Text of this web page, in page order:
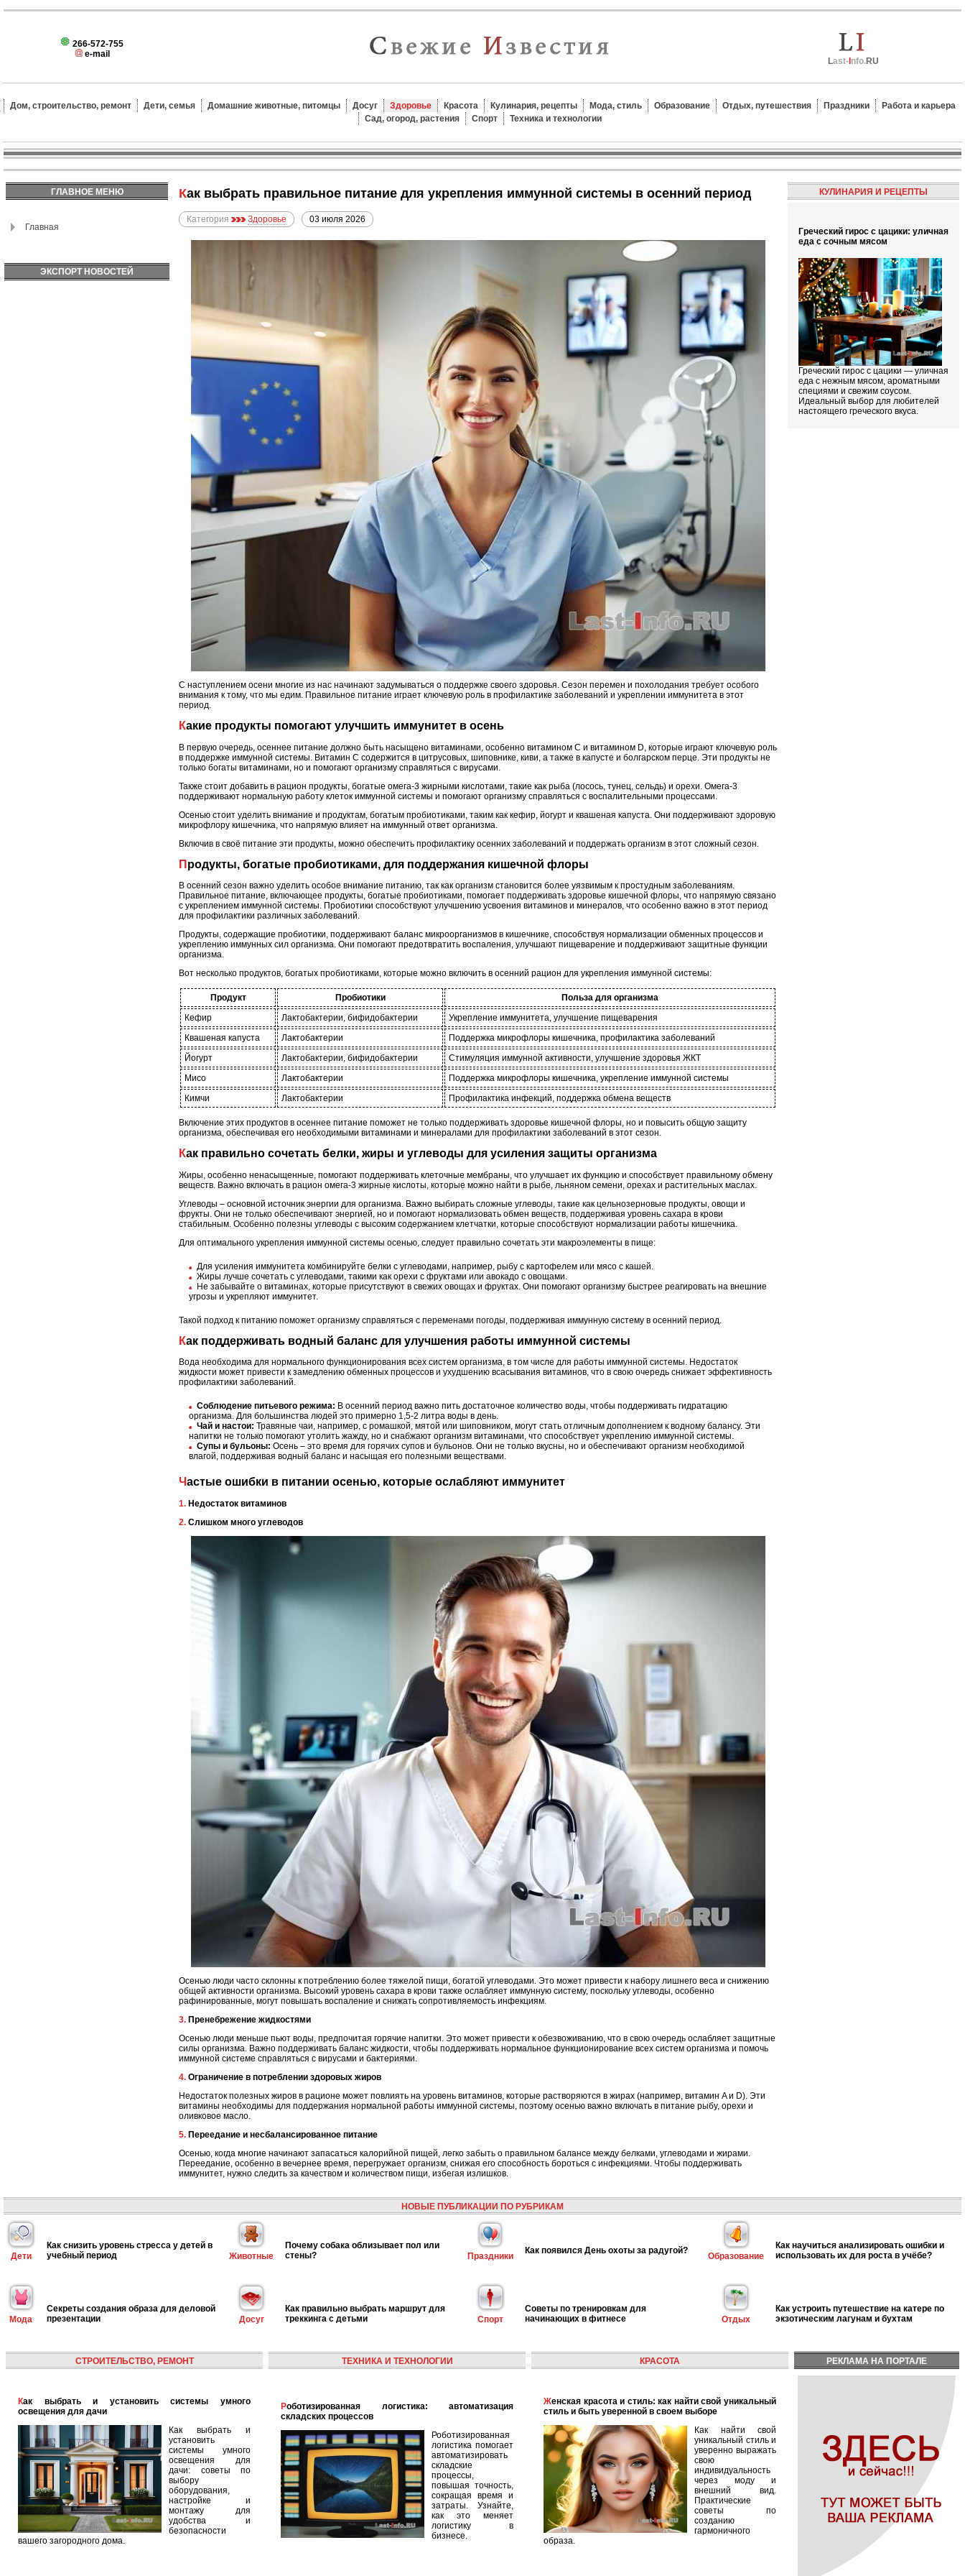
266-572-755
e-mail
Last- nfo.RU
Дом, строительство, ремонт Дети, семья Домашние животные, питомцы Досуг Здоровье Красота Кулинария, рецепты Мода, стиль Образование Отдых, путешествия Праздники
Работа и карьера
Сад, огород, растения
Спорт Техника и технологии
ГЛАВНОЕ МЕНЮ
Главная
ЭКСПОРТ НОВОСТЕЙ
Как выбрать правильное питание для укрепления иммунной системы в осенний период
Категория Здоровье 03 июля 2026
С наступлением осени многие из нас начинают задумываться о поддержке своего здоровья. Сезон перемен и похолодания требует особого
внимания к тому, что мы едим. Правильное питание играет ключевую роль в профилактике заболеваний и укреплении иммунитета в этот
период.
Какие продукты помогают улучшить иммунитет в осень
В первую очередь, осеннее питание должно быть насыщено витаминами, особенно витамином C и витамином D, которые играют ключевую роль
в поддержке иммунной системы. Витамин C содержится в цитрусовых, шиповнике, киви, а также в капусте и болгарском перце. Эти продукты не
только богаты витаминами, но и помогают организму справляться с вирусами.
Также стоит добавить в рацион продукты, богатые омега-3 жирными кислотами, такие как рыба (лосось, тунец, сельдь) и орехи. Омега-3
поддерживают нормальную работу клеток иммунной системы и помогают организму справляться с воспалительными процессами.
Осенью стоит уделить внимание и продуктам, богатым пробиотиками, таким как кефир, йогурт и квашеная капуста. Они поддерживают здоровую
микрофлору кишечника, что напрямую влияет на иммунный ответ организма.
Включив в своё питание эти продукты, можно обеспечить профилактику осенних заболеваний и поддержать организм в этот сложный сезон.
Продукты, богатые пробиотиками, для поддержания кишечной флоры
В осенний сезон важно уделить особое внимание питанию, так как организм становится более уязвимым к простудным заболеваниям.
Правильное питание, включающее продукты, богатые пробиотиками, помогает поддерживать здоровье кишечной флоры, что напрямую связано
с укреплением иммунной системы. Пробиотики способствуют улучшению усвоения витаминов и минералов, что особенно важно в этот период
для профилактики различных заболеваний.
Продукты, содержащие пробиотики, поддерживают баланс микроорганизмов в кишечнике, способствуя нормализации обменных процессов и
укреплению иммунных сил организма. Они помогают предотвратить воспаления, улучшают пищеварение и поддерживают защитные функции
организма.
Вот несколько продуктов, богатых пробиотиками, которые можно включить в осенний рацион для укрепления иммунной системы:
Продукт Пробиотики
Польза для организма
Кефир
Лактобактерии, бифидобактерии
Укрепление иммунитета, улучшение пищеварения
Квашеная капуста
Лактобактерии
Поддержка микрофлоры кишечника, профилактика заболеваний
Йогурт
Лактобактерии, бифидобактерии
Стимуляция иммунной активности, улучшение здоровья ЖКТ
Мисо
Лактобактерии
Поддержка микрофлоры кишечника, укрепление иммунной системы
Кимчи
Лактобактерии Профилактика инфекций, поддержка обмена веществ
Включение этих продуктов в осеннее питание поможет не только поддерживать здоровье кишечной флоры, но и повысить общую защиту
организма, обеспечивая его необходимыми витаминами и минералами для профилактики заболеваний в этот сезон.
Как правильно сочетать белки, жиры и углеводы для усиления защиты организма
Жиры, особенно ненасыщенные, помогают поддерживать клеточные мембраны, что улучшает их функцию и способствует правильному обмену
веществ. Важно включать в рацион омега-3 жирные кислоты, которые можно найти в рыбе, льняном семени, орехах и растительных маслах.
Углеводы – основной источник энергии для организма. Важно выбирать сложные углеводы, такие как цельнозерновые продукты, овощи и
фрукты. Они не только обеспечивают энергией, но и помогают нормализовать обмен веществ, поддерживая уровень сахара в крови
стабильным. Особенно полезны углеводы с высоким содержанием клетчатки, которые способствуют нормализации работы кишечника.
Для оптимального укрепления иммунной системы осенью, следует правильно сочетать эти макроэлементы в пище:
Для усиления иммунитета комбинируйте белки с углеводами, например, рыбу с картофелем или мясо с кашей.
Жиры лучше сочетать с углеводами, такими как орехи с фруктами или авокадо с овощами.
Не забывайте о витаминах, которые присутствуют в свежих овощах и фруктах. Они помогают организму быстрее реагировать на внешние
угрозы и укрепляют иммунитет.
Такой подход к питанию поможет организму справляться с переменами погоды, поддерживая иммунную систему в осенний период.
Как поддерживать водный баланс для улучшения работы иммунной системы
Вода необходима для нормального функционирования всех систем организма, в том числе для работы иммунной системы. Недостаток
жидкости может привести к замедлению обменных процессов и ухудшению всасывания витаминов, что в свою очередь снижает эффективность
профилактики заболеваний.
Соблюдение питьевого режима: В осенний период важно пить достаточное количество воды, чтобы поддерживать гидратацию
организма. Для большинства людей это примерно 1,5-2 литра воды в день.
Чай и настои: Травяные чаи, например, с ромашкой, мятой или шиповником, могут стать отличным дополнением к водному балансу. Эти
напитки не только помогают утолить жажду, но и снабжают организм витаминами, что способствует укреплению иммунной системы.
Супы и бульоны: Осень – это время для горячих супов и бульонов. Они не только вкусны, но и обеспечивают организм необходимой
влагой, поддерживая водный баланс и насыщая его полезными веществами.
Частые ошибки в питании осенью, которые ослабляют иммунитет
1. Недостаток витаминов
2. Слишком много углеводов
Осенью люди часто склонны к потреблению более тяжелой пищи, богатой углеводами. Это может привести к набору лишнего веса и снижению
общей активности организма. Высокий уровень сахара в крови также ослабляет иммунную систему, поскольку углеводы, особенно
рафинированные, могут повышать воспаление и снижать сопротивляемость инфекциям.
3. Пренебрежение жидкостями
Осенью люди меньше пьют воды, предпочитая горячие напитки. Это может привести к обезвоживанию, что в свою очередь ослабляет защитные
силы организма. Важно поддерживать баланс жидкости, чтобы поддерживать нормальное функционирование всех систем организма и помочь
иммунной системе справляться с вирусами и бактериями.
4. Ограничение в потреблении здоровых жиров
Недостаток полезных жиров в рационе может повлиять на уровень витаминов, которые растворяются в жирах (например, витамин A и D). Эти
витамины необходимы для поддержания нормальной работы иммунной системы, поэтому осенью важно включать в питание рыбу, орехи и
оливковое масло.
5. Переедание и несбалансированное питание
Осенью, когда многие начинают запасаться калорийной пищей, легко забыть о правильном балансе между белками, углеводами и жирами.
Переедание, особенно в вечернее время, перегружает организм, снижая его способность бороться с инфекциями. Чтобы поддерживать
иммунитет, нужно следить за качеством и количеством пищи, избегая излишков.
КУЛИНАРИЯ И РЕЦЕПТЫ
Греческий гирос с цацики: уличная
еда с сочным мясом
Греческий гирос с цацики — уличная
еда с нежным мясом, ароматными
специями и свежим соусом.
Идеальный выбор для любителей
настоящего греческого вкуса.
НОВЫЕ ПУБЛИКАЦИИ ПО РУБРИКАМ
Дети
Как снизить уровень стресса у детей в
учебный период
Животные
Почему собака облизывает пол или
стены?
Праздники
Как появился День охоты за радугой?
Образование
Как научиться анализировать ошибки и
использовать их для роста в учёбе?
Мода
Секреты создания образа для деловой
презентации
Досуг
Как правильно выбрать маршрут для
треккинга с детьми
Спорт
Советы по тренировкам для
начинающих в фитнесе
Отдых
Как устроить путешествие на катере по
экзотическим лагунам и бухтам
СТРОИТЕЛЬСТВО, РЕМОНТ
Как выбрать и установить системы умного
освещения для дачи
Как выбрать и
установить
системы умного
освещения для
дачи: советы по
выбору
оборудования,
настройке и
монтажу для
удобства и
безопасности
вашего загородного дома.
ТЕХНИКА И ТЕХНОЛОГИИ
Роботизированная логистика: автоматизация
складских процессов
Роботизированная
логистика помогает
автоматизировать
складские
процессы,
повышая точность,
сокращая время и
затраты. Узнайте,
как это меняет
логистику в
бизнесе.
КРАСОТА
Женская красота и стиль: как найти свой уникальный
стиль и быть уверенной в своем выборе
Как найти свой
уникальный стиль и
уверенно выражать
свою
индивидуальность
через моду и
внешний вид.
Практические
советы по
созданию
гармоничного
образа.
РЕКЛАМА НА ПОРТАЛЕ